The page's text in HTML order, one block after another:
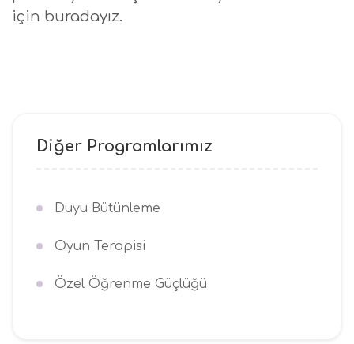
için buradayız.
Diğer Programlarımız
Duyu Bütünleme
Oyun Terapisi
Özel Öğrenme Güçlüğü